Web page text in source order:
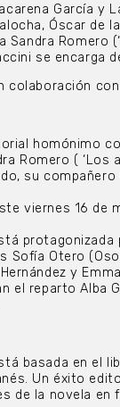
García y
Óscar de
Romero
se encarga
colaboración
homónimo
Romero ( ‘Los
su
viernes 16 de
Sofía Otero
y
el reparto Alba
basada en el
Un éxito
de la novela